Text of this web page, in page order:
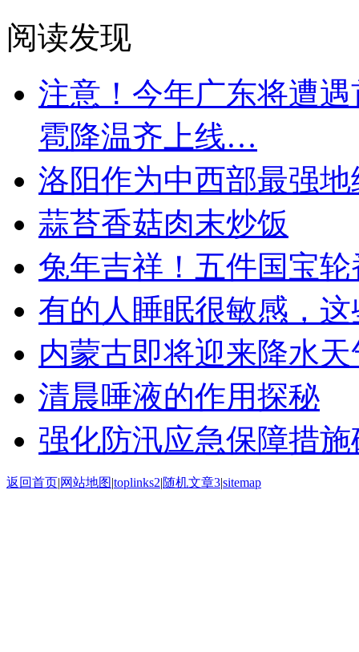
阅读发现
注意！今年广东将遭
雹降温齐上线…
洛阳作为中西部最强
蒜苔香菇肉末炒饭
兔年吉祥！五件国宝
有的人睡眠很敏感，
内蒙古即将迎来降水
清晨唾液的作用探秘
强化防汛应急保障措
返回首页|网站地图|toplinks2|随机文章3|sitemap